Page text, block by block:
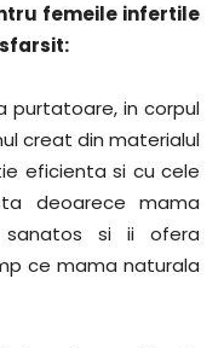
femeile infertile
purtatoare, in corpul
creat din materialul
eficienta si cu cele
deoarece mama
si ii ofera
ce mama naturala